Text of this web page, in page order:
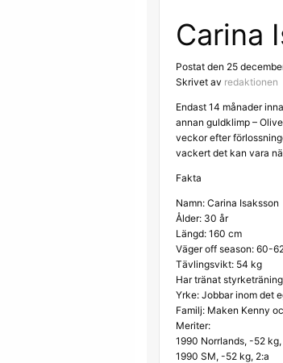
Carina
Postat den 25
Skrivet av redaktionen
Endast 14 månader
annan guldklimp –
veckor efter
vackert det kan vara
Fakta
Namn: Carina Isaksson
Ålder: 30 år
Längd: 160 cm
Väger off season: 60-
Tävlingsvikt: 54 kg
Har tränat
Yrke: Jobbar inom det
Familj: Maken Kenny
Meriter:
1990 Norrlands, -52
1990 SM, -52 kg, 2:a